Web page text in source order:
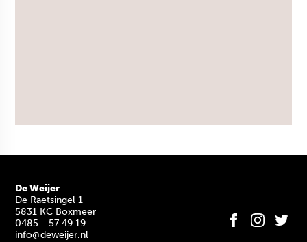
De Weijer
De Raetsingel 1
5831 KC Boxmeer
0485 - 57 49 19
info@deweijer.nl